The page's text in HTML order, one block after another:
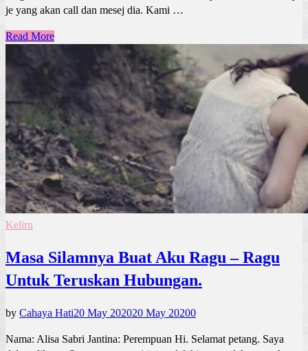
je yang akan call dan mesej dia. Kami …
Read More
Keliru
Masa Silamnya Buat Aku Ragu – Ragu
Untuk Teruskan Hubungan.
by Cahaya Hati20 May 202020 May 20200
Nama: Alisa Sabri Jantina: Perempuan Hi. Selamat petang. Saya